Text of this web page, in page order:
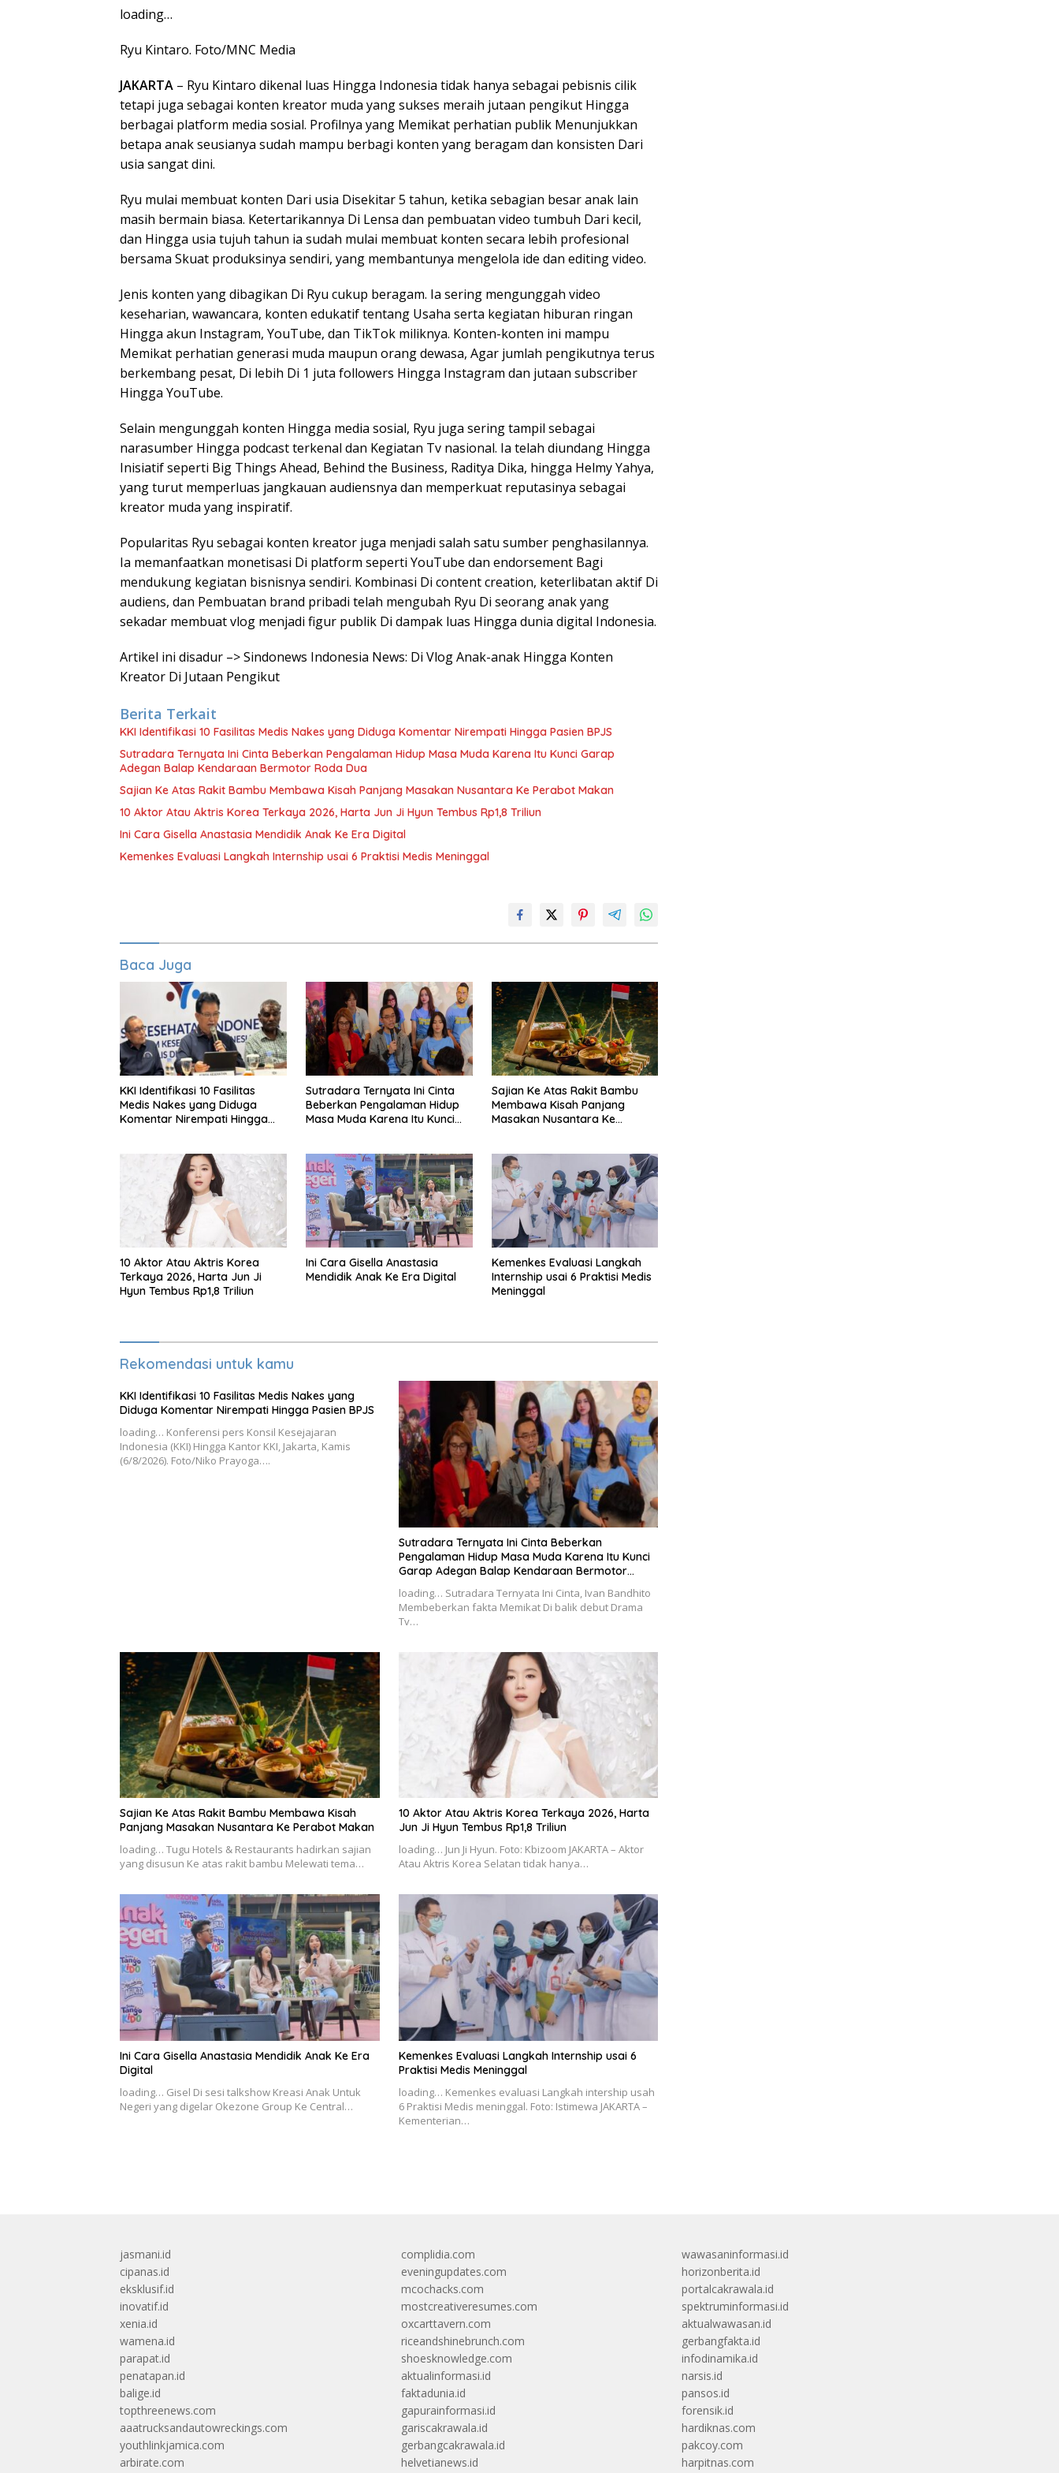
loading…
Ryu Kintaro. Foto/MNC Media
JAKARTA – Ryu Kintaro dikenal luas Hingga Indonesia tidak hanya sebagai pebisnis cilik
tetapi juga sebagai konten kreator muda yang sukses meraih jutaan pengikut Hingga
berbagai platform media sosial. Profilnya yang Memikat perhatian publik Menunjukkan
betapa anak seusianya sudah mampu berbagi konten yang beragam dan konsisten Dari
usia sangat dini.
Ryu mulai membuat konten Dari usia Disekitar 5 tahun, ketika sebagian besar anak lain
masih bermain biasa. Ketertarikannya Di Lensa dan pembuatan video tumbuh Dari kecil,
dan Hingga usia tujuh tahun ia sudah mulai membuat konten secara lebih profesional
bersama Skuat produksinya sendiri, yang membantunya mengelola ide dan editing video.
Jenis konten yang dibagikan Di Ryu cukup beragam. Ia sering mengunggah video
keseharian, wawancara, konten edukatif tentang Usaha serta kegiatan hiburan ringan
Hingga akun Instagram, YouTube, dan TikTok miliknya. Konten-konten ini mampu
Memikat perhatian generasi muda maupun orang dewasa, Agar jumlah pengikutnya terus
berkembang pesat, Di lebih Di 1 juta followers Hingga Instagram dan jutaan subscriber
Hingga YouTube.
Selain mengunggah konten Hingga media sosial, Ryu juga sering tampil sebagai
narasumber Hingga podcast terkenal dan Kegiatan Tv nasional. Ia telah diundang Hingga
Inisiatif seperti Big Things Ahead, Behind the Business, Raditya Dika, hingga Helmy Yahya,
yang turut memperluas jangkauan audiensnya dan memperkuat reputasinya sebagai
kreator muda yang inspiratif.
Popularitas Ryu sebagai konten kreator juga menjadi salah satu sumber penghasilannya.
Ia memanfaatkan monetisasi Di platform seperti YouTube dan endorsement Bagi
mendukung kegiatan bisnisnya sendiri. Kombinasi Di content creation, keterlibatan aktif Di
audiens, dan Pembuatan brand pribadi telah mengubah Ryu Di seorang anak yang
sekadar membuat vlog menjadi figur publik Di dampak luas Hingga dunia digital Indonesia.
Artikel ini disadur –> Sindonews Indonesia News: Di Vlog Anak-anak Hingga Konten
Kreator Di Jutaan Pengikut
Berita Terkait
KKI Identifikasi 10 Fasilitas Medis Nakes yang Diduga Komentar Nirempati Hingga Pasien BPJS
Sutradara Ternyata Ini Cinta Beberkan Pengalaman Hidup Masa Muda Karena Itu Kunci Garap
Adegan Balap Kendaraan Bermotor Roda Dua
Sajian Ke Atas Rakit Bambu Membawa Kisah Panjang Masakan Nusantara Ke Perabot Makan
10 Aktor Atau Aktris Korea Terkaya 2026, Harta Jun Ji Hyun Tembus Rp1,8 Triliun
Ini Cara Gisella Anastasia Mendidik Anak Ke Era Digital
Kemenkes Evaluasi Langkah Internship usai 6 Praktisi Medis Meninggal
Baca Juga
KKI Identifikasi 10 Fasilitas
Medis Nakes yang Diduga
Komentar Nirempati Hingga
Sutradara Ternyata Ini Cinta
Beberkan Pengalaman Hidup
Masa Muda Karena Itu Kunci
Dua
Sajian Ke Atas Rakit Bambu
Membawa Kisah Panjang
Masakan Nusantara Ke
10 Aktor Atau Aktris Korea
Terkaya 2026, Harta Jun Ji
Hyun Tembus Rp1,8 Triliun
Ini Cara Gisella Anastasia
Mendidik Anak Ke Era Digital
Kemenkes Evaluasi Langkah
Internship usai 6 Praktisi Medis
Meninggal
Rekomendasi untuk kamu
KKI Identifikasi 10 Fasilitas Medis Nakes yang
Diduga Komentar Nirempati Hingga Pasien BPJS
loading… Konferensi pers Konsil Kesejajaran
Indonesia (KKI) Hingga Kantor KKI, Jakarta, Kamis
(6/8/2026). Foto/Niko Prayoga….
Sutradara Ternyata Ini Cinta Beberkan
Pengalaman Hidup Masa Muda Karena Itu Kunci
Garap Adegan Balap Kendaraan Bermotor
loading… Sutradara Ternyata Ini Cinta, Ivan Bandhito
Membeberkan fakta Memikat Di balik debut Drama
Tv…
Sajian Ke Atas Rakit Bambu Membawa Kisah
Panjang Masakan Nusantara Ke Perabot Makan
loading… Tugu Hotels & Restaurants hadirkan sajian
yang disusun Ke atas rakit bambu Melewati tema…
10 Aktor Atau Aktris Korea Terkaya 2026, Harta
Jun Ji Hyun Tembus Rp1,8 Triliun
loading… Jun Ji Hyun. Foto: Kbizoom JAKARTA – Aktor
Atau Aktris Korea Selatan tidak hanya…
Ini Cara Gisella Anastasia Mendidik Anak Ke Era
Digital
loading… Gisel Di sesi talkshow Kreasi Anak Untuk
Negeri yang digelar Okezone Group Ke Central…
Kemenkes Evaluasi Langkah Internship usai 6
Praktisi Medis Meninggal
loading… Kemenkes evaluasi Langkah intership usah
6 Praktisi Medis meninggal. Foto: Istimewa JAKARTA –
Kementerian…
jasmani.id
cipanas.id
eksklusif.id
inovatif.id
xenia.id
wamena.id
parapat.id
penatapan.id
balige.id
topthreenews.com
aaatrucksandautowreckings.com
youthlinkjamica.com
arbirate.com
complidia.com
eveningupdates.com
mcochacks.com
mostcreativeresumes.com
oxcarttavern.com
riceandshinebrunch.com
shoesknowledge.com
aktualinformasi.id
faktadunia.id
gapurainformasi.id
gariscakrawala.id
gerbangcakrawala.id
helvetianews.id
wawasaninformasi.id
horizonberita.id
portalcakrawala.id
spektruminformasi.id
aktualwawasan.id
gerbangfakta.id
infodinamika.id
narsis.id
pansos.id
forensik.id
hardiknas.com
pakcoy.com
harpitnas.com